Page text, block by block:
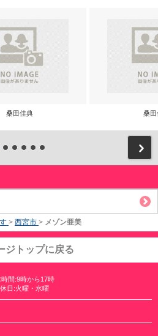
桑田佳典 桑田
> 西宮市 > メゾン亜美
ジトップに戻る
間:9時から17時
日:火曜・水曜